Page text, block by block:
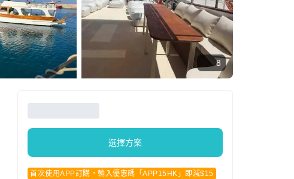
8
選擇方案
首次使用APP訂購，輸入優惠碼「APP15HK」即減$15